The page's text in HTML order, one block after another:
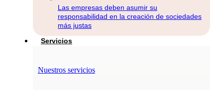
Las empresas deben asumir su
responsabilidad en la creación de sociedades
más justas
Servicios
Nuestros servicios